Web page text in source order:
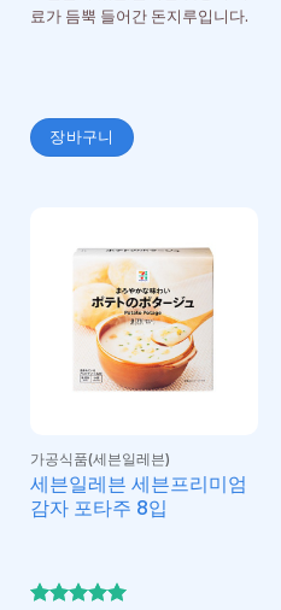
료가 듬뿍 들어간 돈지루입니다.
장바구니
가공식품(세븐일레븐)
세븐일레븐 세븐프리미엄
감자 포타주 8입